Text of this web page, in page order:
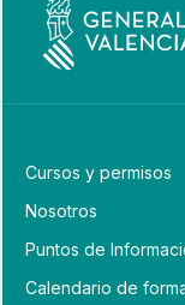
Cursos y permisos
Nosotros
Puntos de
Calendario de